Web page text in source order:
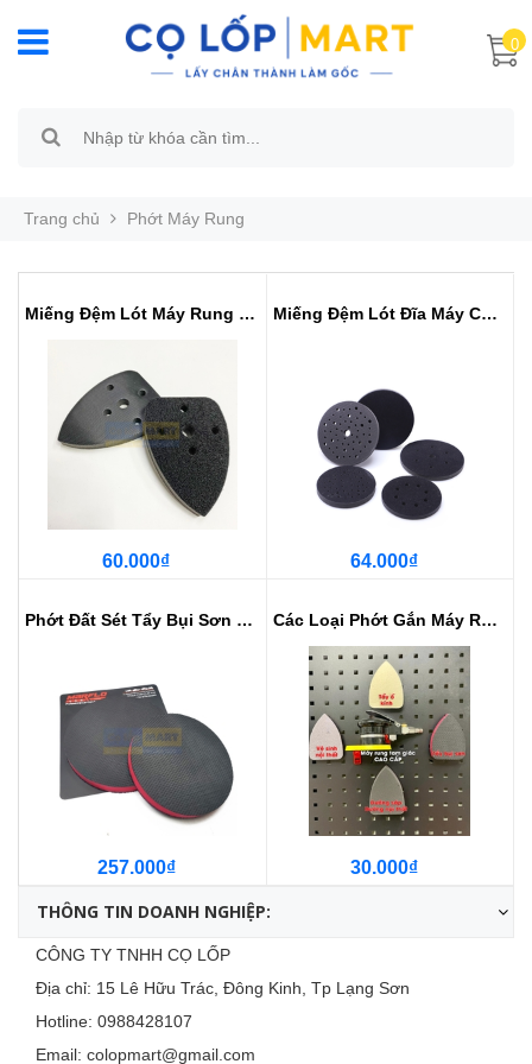
0
Trang chủ Phớt Máy Rung
Miếng Đệm Lót Máy Rung Tam Giác
60.000₫
Miếng Đệm Lót Đĩa Máy Chà Nhám 5...
64.000₫
Phớt Đất Sét Tẩy Bụi Sơn 5inch M...
257.000₫
Các Loại Phớt Gắn Máy Rung, Máy ...
30.000₫
THÔNG TIN DOANH NGHIỆP:
CÔNG TY TNHH CỌ LỐP
Địa chỉ: 15 Lê Hữu Trác, Đông Kinh, Tp Lạng Sơn
Hotline: 0988428107
Email: colopmart@gmail.com